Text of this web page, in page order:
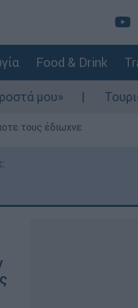
Food & Drink
Τουρισμός για
τους έδιωχνε